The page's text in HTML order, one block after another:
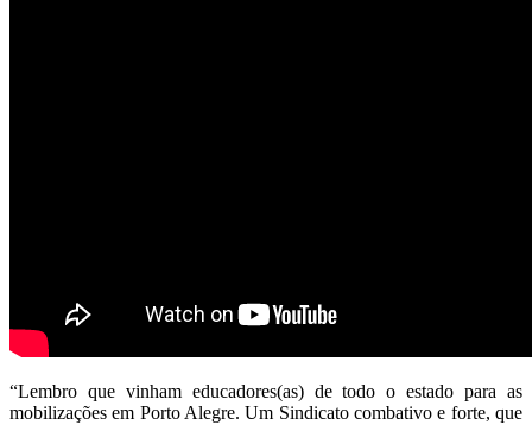
“Lembro que vinham educadores(as) de todo o estado para as
mobilizações em Porto Alegre. Um Sindicato combativo e forte, que